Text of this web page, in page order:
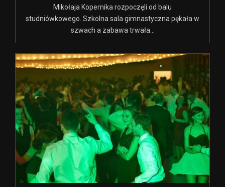
Mikołaja Kopernika rozpoczęli od balu
studniówkowego. Szkolna sala gimnastyczna pękała w
szwach a zabawa trwała...